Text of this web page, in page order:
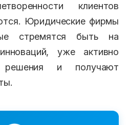
клиентов
Юридические фирмы
стремятся быть на
уже активно
решения и получают